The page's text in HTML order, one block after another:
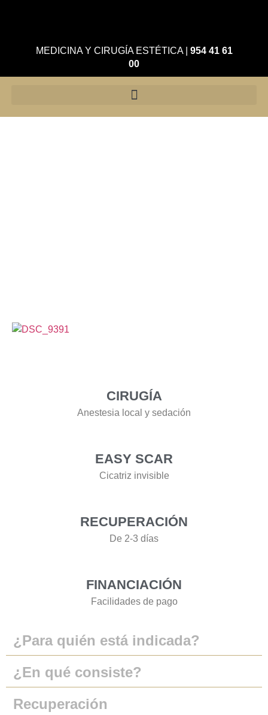
MEDICINA Y CIRUGÍA ESTÉTICA| 954 41 61
00
CIRUGÍA
Anestesia local y sedación
EASY SCAR
Cicatriz invisible
RECUPERACIÓN
De 2-3 días
FINANCIACIÓN
Facilidades de pago
¿Para quién está indicada?
¿En qué consiste?
Recuperación